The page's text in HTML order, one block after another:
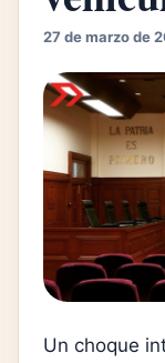
27 de marzo de
Un choque